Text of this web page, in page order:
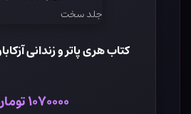
کتاب هری پاتر و زندانی
۱۰۷۰۰۰۰ تومان